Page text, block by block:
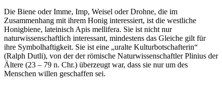
Die Biene oder Imme, Imp, Weisel oder Drohne, die im
Zusammenhang mit ihrem Honig interessiert, ist die westliche
Honigbiene, lateinisch Apis mellifera. Sie ist nicht nur
naturwissenschaftlich interessant, mindestens das Gleiche gilt für
ihre Symbolhaftigkeit. Sie ist eine „uralte Kulturbotschafterin“
(Ralph Dutli), von der der römische Naturwissenschaftler Plinius der
Ältere (23 – 79 n. Chr.) überzeugt war, dass sie nur um des
Menschen willen geschaffen sei.